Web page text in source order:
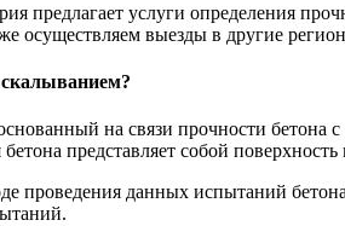
предлагает услуги определения
осуществляем выезды в другие
на связи прочности бетона
представляет собой
проведения данных испытаний